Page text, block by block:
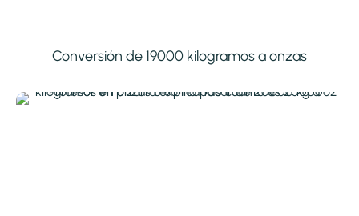
Conversión de 19000 kilogramos a onzas